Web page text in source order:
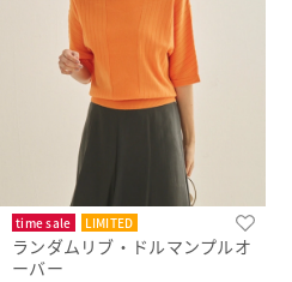
time sale LIMITED
ランダムリブ・ドルマンプルオ
ーバー